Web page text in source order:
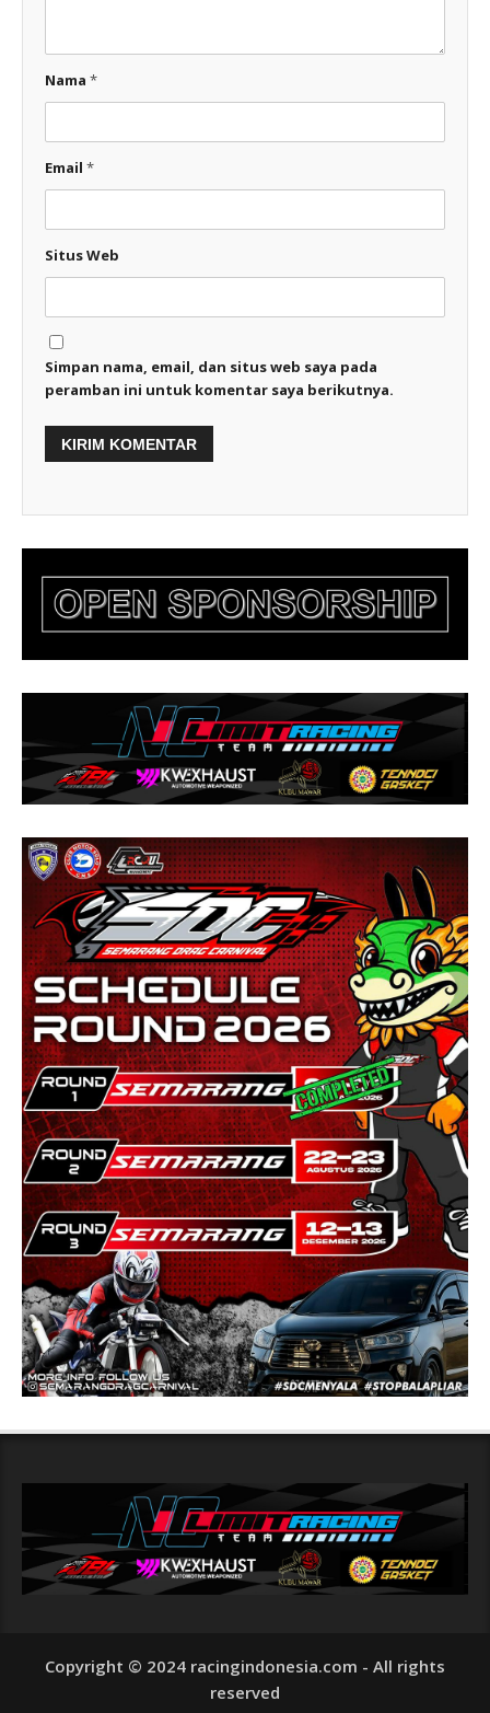
Nama *
Email *
Situs Web
Simpan nama, email, dan situs web saya pada
peramban ini untuk komentar saya berikutnya.
Copyright © 2024 racingindonesia.com - All rights
reserved